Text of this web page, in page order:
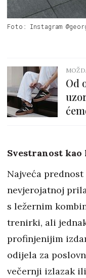
Foto: Instagram
Od
Svestranost
Najveća
nevjerojatnoj
s ležernim
trenirki, ali
profinjenijim
odijela za
večernji izlazak